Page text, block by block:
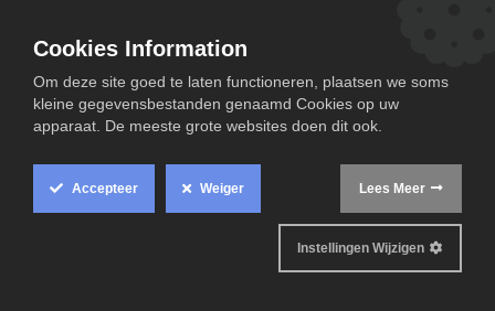
Waar kunnen wij u mee helpen
Cookies Information
Om deze site goed te laten functioneren, plaatsen we soms
kleine gegevensbestanden genaamd Cookies op uw
apparaat. De meeste grote websites doen dit ook.
Accepteer Weiger Lees Meer
Instellingen Wijzigen